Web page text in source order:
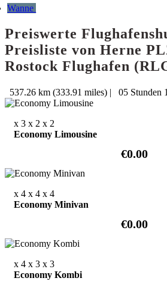
Wanne
Preiswerte
Preisliste von Herne
Rostock Flughafen
537.26 km (333.91 miles) | 05 Stunden
x 3 x 2 x 2
Economy Limousine
€0.00
x 4 x 4 x 4
Economy Minivan
€0.00
x 4 x 3 x 3
Economy Kombi